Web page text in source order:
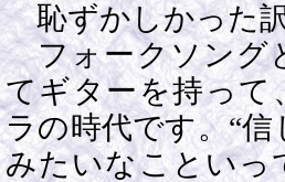
恥ずかしかった
フォークソング
てギターを持って
ラの時代です。“
みたいなこといっ